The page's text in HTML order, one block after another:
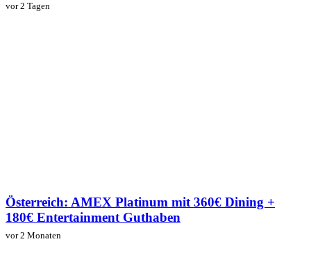
vor 2 Tagen
Österreich: AMEX Platinum mit 360€ Dining +
180€ Entertainment Guthaben
vor 2 Monaten